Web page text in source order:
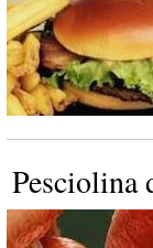
Pesciolina